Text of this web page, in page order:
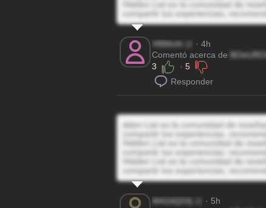
Hidden List es la comunidad de
compartir tus experiencias,
Vf8MvN
· 4h
Comentó acerca de
3
· 5
Responder
dden List es la comunidad de
compartir tus experiencias,
Hidden List es la comunidad de
compartir tus experiencias,
Hidden List es la comunidad de
compartir tus experiencias,
W42dQGfj
· 5h